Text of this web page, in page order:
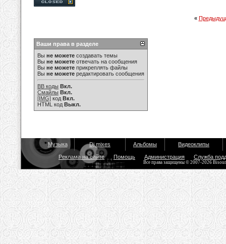
«
Ваши права в разделе
Вы не можете создавать темы
Вы не можете отвечать на сообщения
Вы не можете прикреплять файлы
Вы не можете редактировать сообщения
BB коды Вкл.
Смайлы Вкл.
[IMG] код Вкл.
HTML код Выкл.
Музыка Dj mixes Альбомы Видеоклипы
Реклама на сайте Помощь Администрация Служба
Все права защищены © 2007-2026